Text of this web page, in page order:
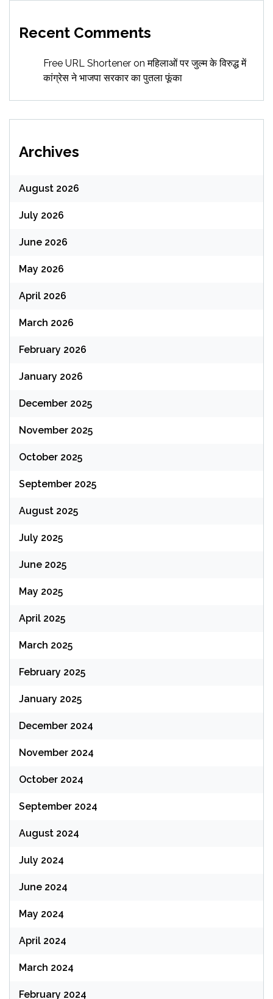
Recent Comments
Free URL Shortener onमहिलाओं पर जुल्म के विरुद्ध में
कांग्रेस ने भाजपा सरकार का पुतला फूंका
Archives
August 2026
July 2026
June 2026
May 2026
April 2026
March 2026
February 2026
January 2026
December 2025
November 2025
October 2025
September 2025
August 2025
July 2025
June 2025
May 2025
April 2025
March 2025
February 2025
January 2025
December 2024
November 2024
October 2024
September 2024
August 2024
July 2024
June 2024
May 2024
April 2024
March 2024
February 2024